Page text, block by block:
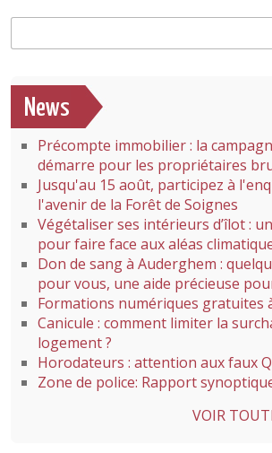
News
Précompte immobilier : la
démarre pour les propriétaires
Jusqu'au 15 août, participez à
l'avenir de la Forêt de Soignes
Végétaliser ses intérieurs d’îlot :
pour faire face aux aléas
Don de sang à Auderghem :
pour vous, une aide précieuse
Formations numériques gratuites
Canicule : comment limiter la
logement ?
Horodateurs : attention aux faux
Zone de police: Rapport
VOIR